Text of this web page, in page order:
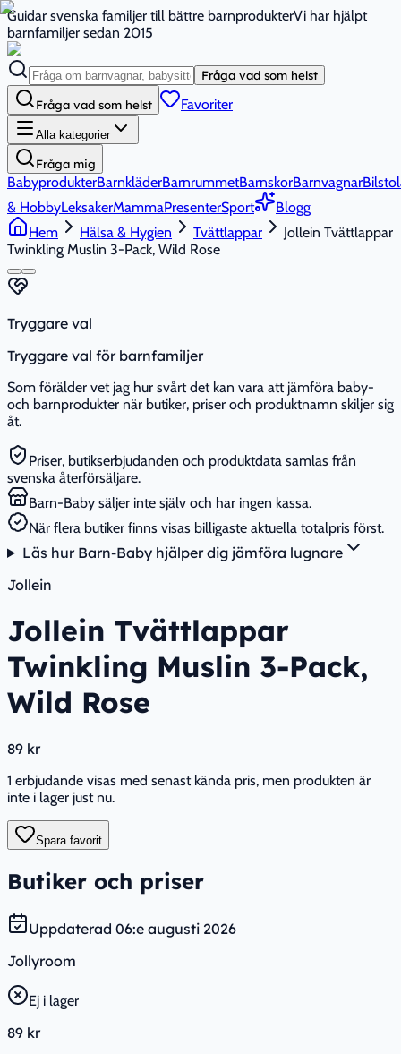
Guidar svenska familjer till bättre barnprodukterVi har hjälpt
barnfamiljer sedan 2015
Fråga vad som helst
Fråga vad som helst Favoriter
Alla kategorier
Fråga mig
BabyprodukterBarnkläderBarnrummetBarnskorBarnvagnar
& HobbyLeksakerMammaPresenterSport
Blogg
Hem
Hälsa & Hygien Tvättlappar
Jollein Tvättlappar
Twinkling Muslin 3-Pack, Wild Rose
Tryggare val
Tryggare val för barnfamiljer
Som förälder vet jag hur svårt det kan vara att jämföra baby-
och barnprodukter när butiker, priser och produktnamn skiljer sig
åt.
Priser, butikserbjudanden och produktdata samlas från
svenska återförsäljare.
Barn-Baby säljer inte själv och har ingen kassa.
När flera butiker finns visas billigaste aktuella totalpris först.
Läs hur Barn-Baby hjälper dig jämföra lugnare
Jollein
Jollein Tvättlappar
Twinkling Muslin 3-Pack,
Wild Rose
89 kr
1 erbjudande visas med senast kända pris, men produkten är
inte i lager just nu.
Spara favorit
Butiker och priser
Uppdaterad 06:e augusti 2026
Jollyroom
Ej i lager
89 kr